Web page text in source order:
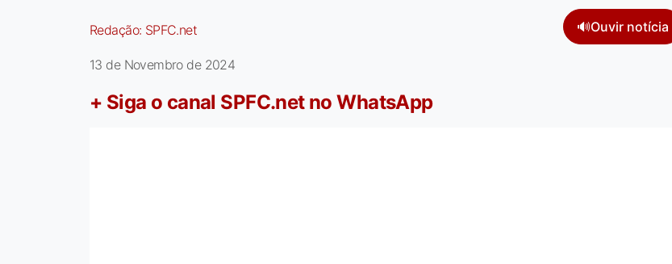
Redação: SPFC.net 🔊Ouvir notícia
13 de Novembro de 2024
+ Siga o canal SPFC.net no WhatsApp